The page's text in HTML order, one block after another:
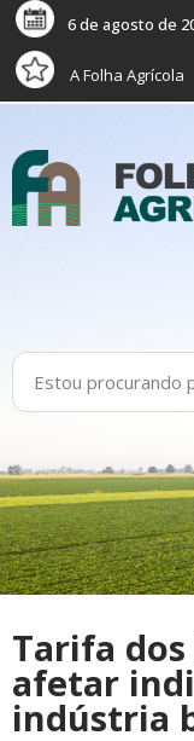
6 de agosto de
A Folha Agrícola
Tarifa dos
afetar
indústria